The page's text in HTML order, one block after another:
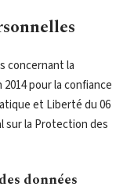
concernant la
pour la confiance
et Liberté du 06
sur la Protection des
données